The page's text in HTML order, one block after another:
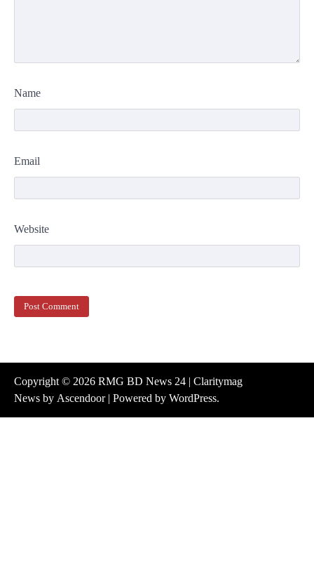
Name
Email
Website
Copyright © 2026 RMG BD News 24 | Claritymag
News by Ascendoor| Powered by WordPress.